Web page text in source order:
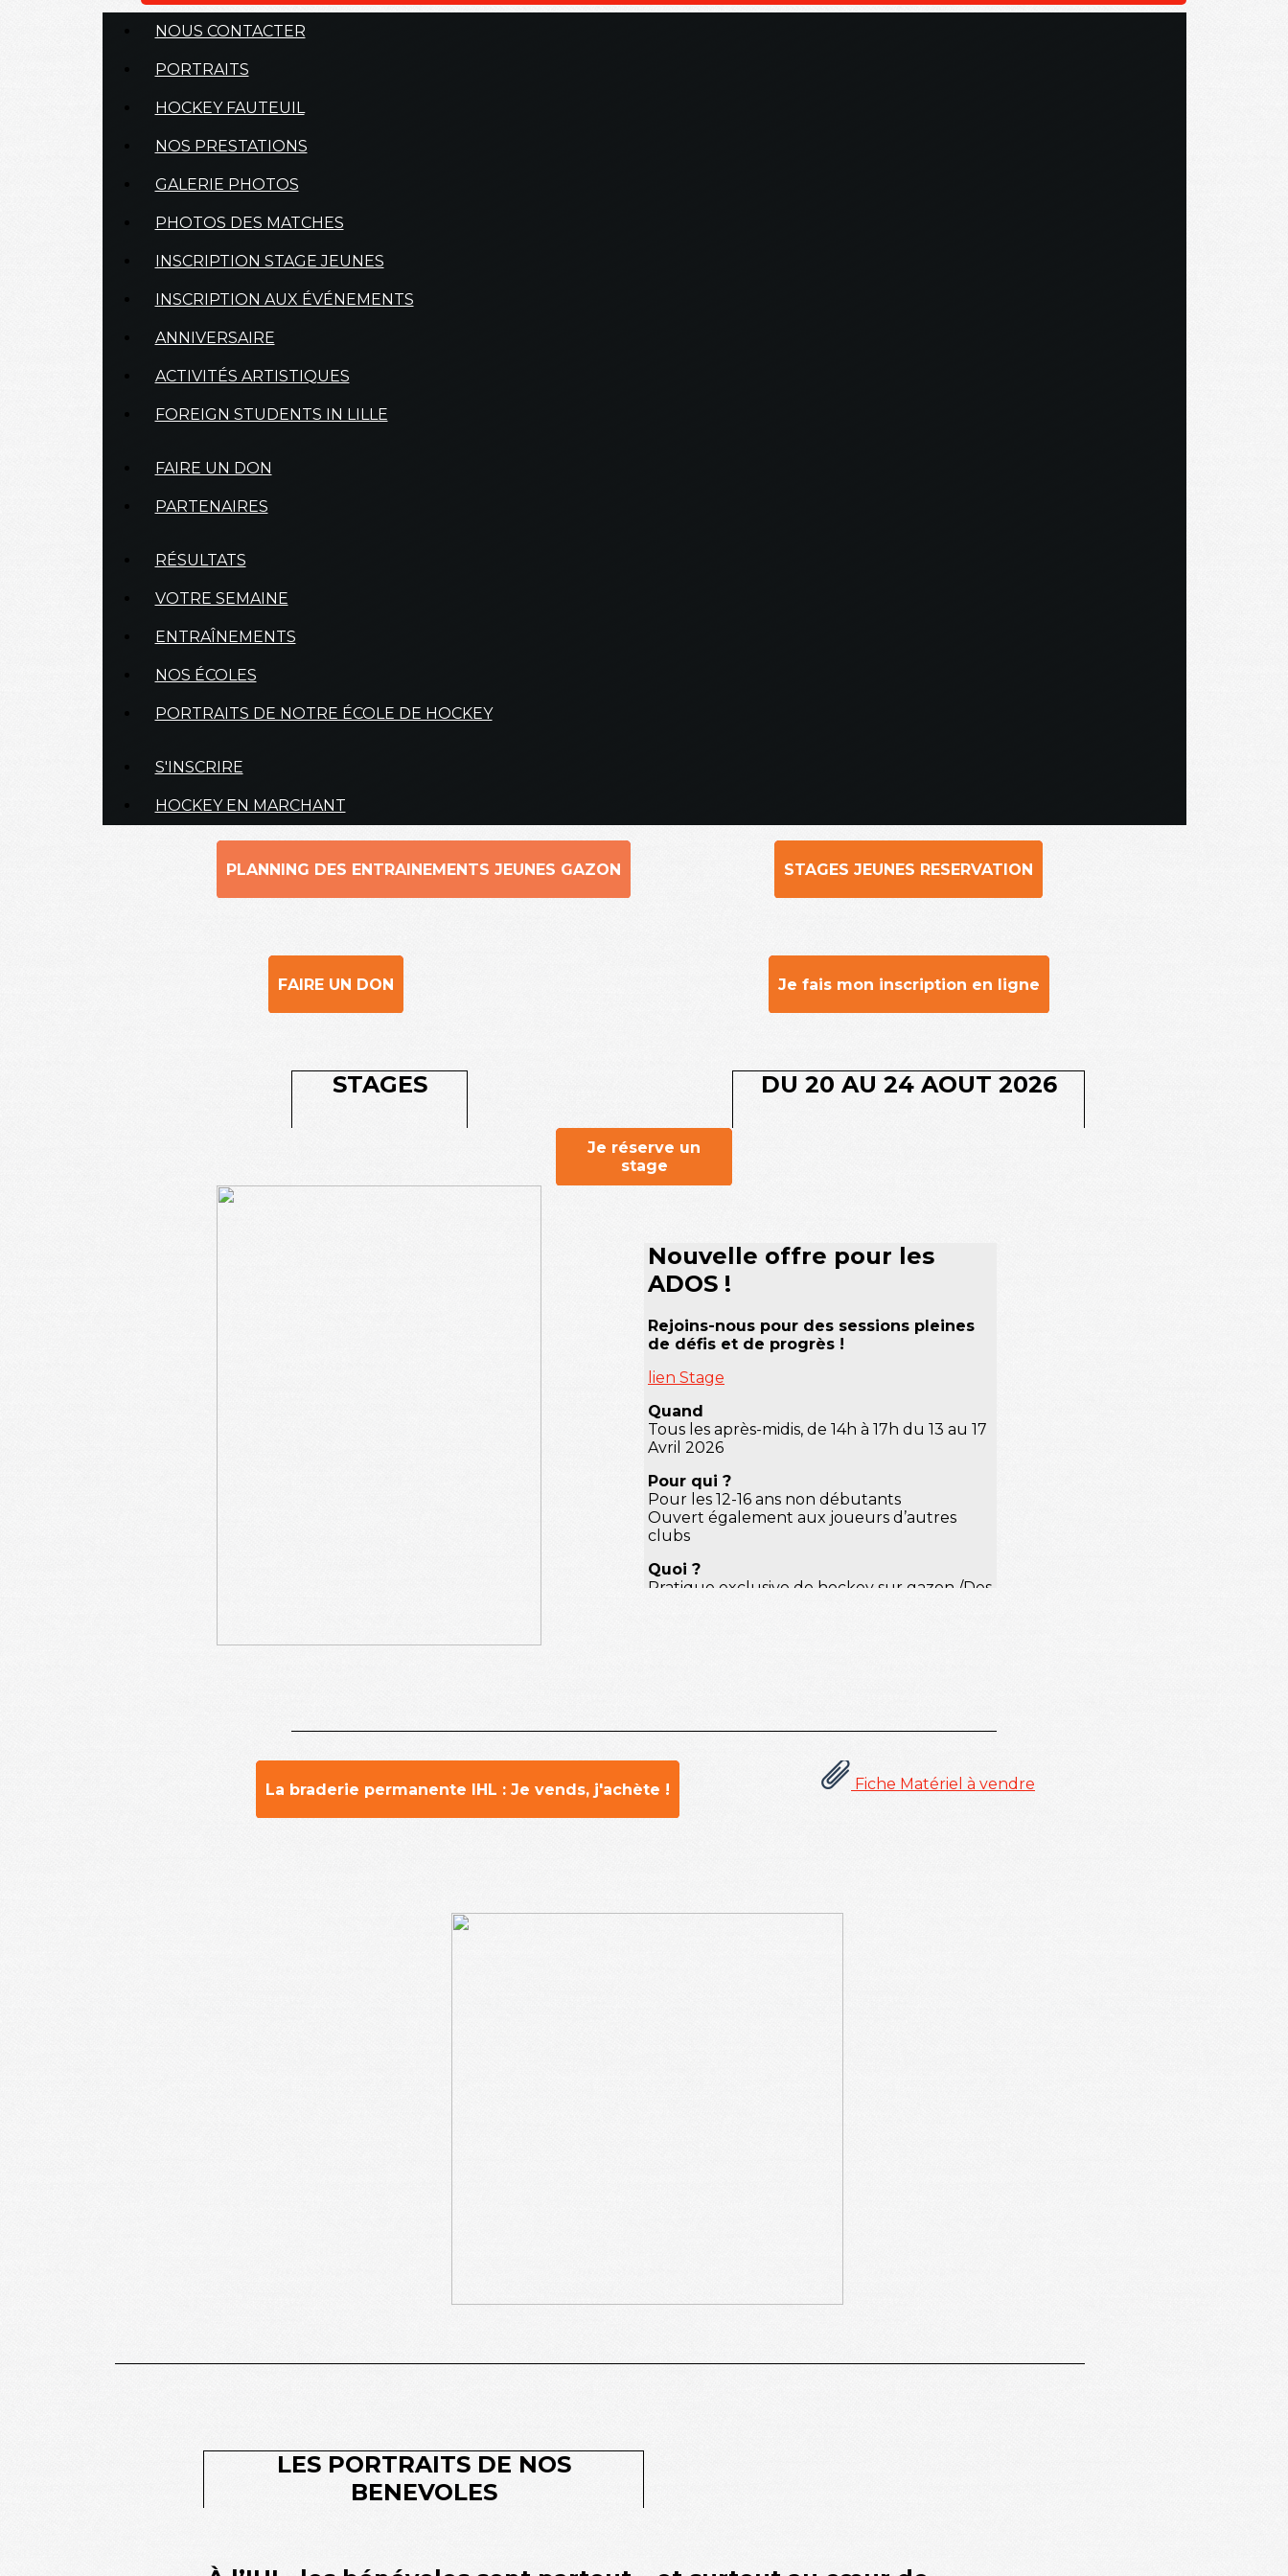
NOUS CONTACTER
PORTRAITS
HOCKEY FAUTEUIL
NOS PRESTATIONS
GALERIE PHOTOS
PHOTOS DES MATCHES
INSCRIPTION STAGE JEUNES
INSCRIPTION AUX ÉVÉNEMENTS
ANNIVERSAIRE
ACTIVITÉS ARTISTIQUES
FOREIGN STUDENTS IN LILLE
FAIRE UN DON
PARTENAIRES
RÉSULTATS
VOTRE SEMAINE
ENTRAÎNEMENTS
NOS ÉCOLES
PORTRAITS DE NOTRE ÉCOLE DE HOCKEY
S'INSCRIRE
HOCKEY EN MARCHANT
PLANNING DES ENTRAINEMENTS JEUNES GAZON STAGES JEUNES RESERVATION
FAIRE UN DON Je fais mon inscription en ligne
STAGES DU 20 AU 24 AOUT 2026
Je réserve un
stage
Nouvelle offre pour les
ADOS !
Rejoins-nous pour des sessions pleines
de défis et de progrès !
lien Stage
Quand
Tous les après-midis, de 14h à 17h du 13 au 17
Avril 2026
Pour qui ?
Pour les 12-16 ans non débutants
Ouvert également aux joueurs d’autres
clubs
Quoi ?
Pratique exclusive de hockey sur gazon /Des
La braderie permanente IHL : Je vends, j'achète ! Fiche Matériel à vendre
LES PORTRAITS DE NOS
BENEVOLES